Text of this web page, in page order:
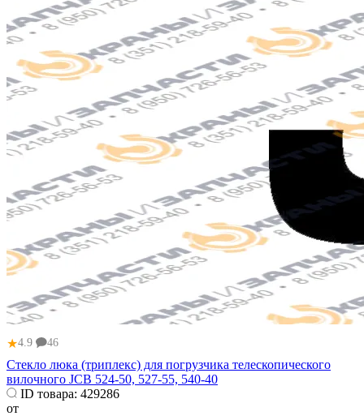
★4.9 46
Стекло люка (триплекс) для погрузчика телескопического
вилочного JCB 524-50, 527-55, 540-40
ID товара: 429286
от